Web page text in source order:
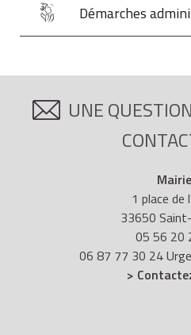
Démarches
UNE
1 place de
33650
05 56 20
06 87 77 30 24
>